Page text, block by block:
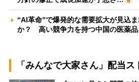
“AI革命”で爆発的な需要拡大が見込
か？ 高い競争力を持つ中国の医薬
「みんなで大家さん」配当